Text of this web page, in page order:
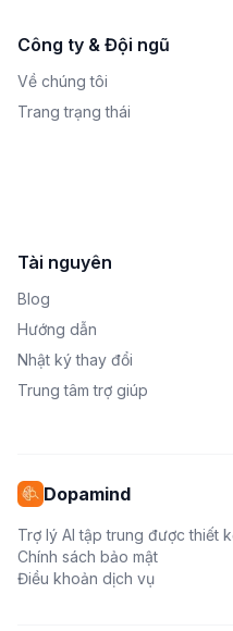
Công ty & Đội ngũ
Về chúng tôi
Trang trạng thái
Tài nguyên
Blog
Hướng dẫn
Nhật ký thay đổi
Trung tâm trợ giúp
Dopamind
Trợ lý AI tập trung được thiết
Chính sách bảo mật
Điều khoản dịch vụ